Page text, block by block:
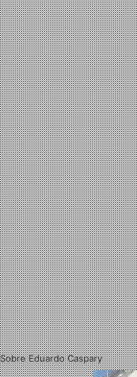
Sobre Eduardo Caspary